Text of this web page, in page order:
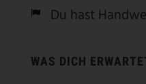
Du hast
WAS DICH